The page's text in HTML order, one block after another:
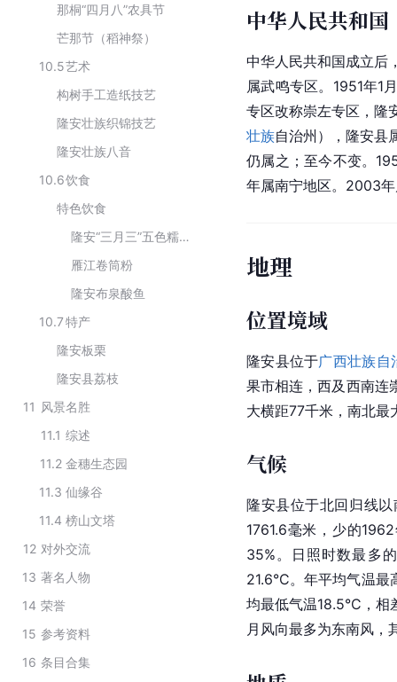
那桐“四月八”农具节
芒那节（稻神祭）
10.5艺术
构树手工造纸技艺
隆安壮族织锦技艺
隆安壮族八音
10.6饮食
特色饮食
隆安“三月三”五色糯米饭
雁江卷筒粉
隆安布泉酸鱼
10.7特产
隆安板栗
隆安县荔枝
11 风景名胜
11.1 综述
11.2 金穗生态园
11.3 仙缘谷
11.4 榜山文塔
12 对外交流
13 著名人物
14 荣誉
15 参考资料
16 条目合集
中华人民共和国
中华人民共和国成立后
属武鸣专区。1951年1
专区改称崇左专区，隆
壮族自治州 ），隆安县
仍属之；至今不变。
年属南宁地区。2003
地理
位置境域
隆安县位于广西壮族自
果市相连，西及西南连
大横距77千米，南北
气候
隆安县位于北回归线
1761.6毫米，少的
35%。日照时数最多
21.6°C。年平均气温
均最低气温18.5°C，相
月风向最多为东南风，